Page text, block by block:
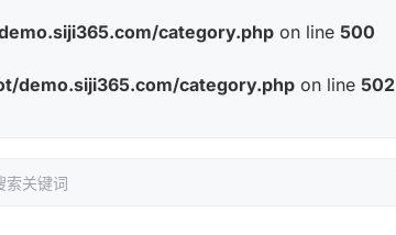
category.php on line 500
demo.siji365.com/category.php on line 502